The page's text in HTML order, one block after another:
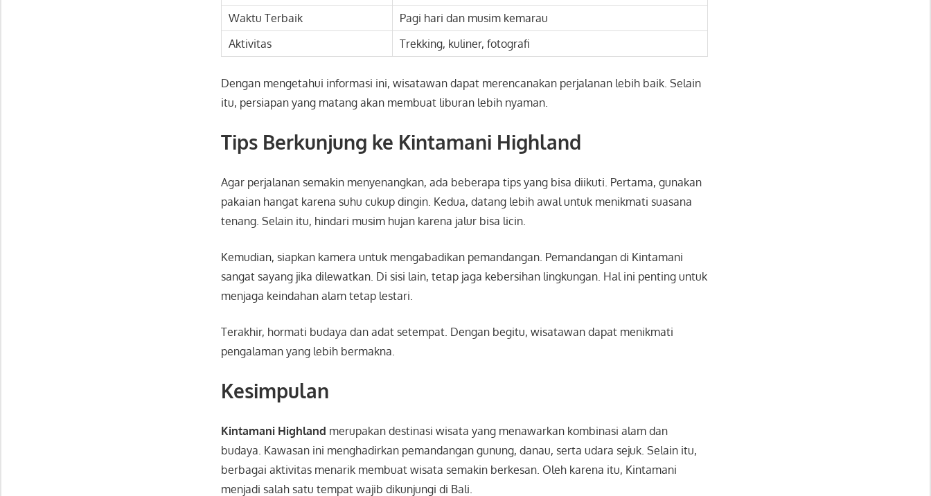
Waktu Terbaik
Pagi hari dan musim kemarau
Aktivitas
Trekking, kuliner, fotografi
Dengan mengetahui informasi ini, wisatawan dapat merencanakan perjalanan lebih baik. Selain
itu, persiapan yang matang akan membuat liburan lebih nyaman.
Tips Berkunjung ke Kintamani Highland
Agar perjalanan semakin menyenangkan, ada beberapa tips yang bisa diikuti. Pertama, gunakan
pakaian hangat karena suhu cukup dingin. Kedua, datang lebih awal untuk menikmati suasana
tenang. Selain itu, hindari musim hujan karena jalur bisa licin.
Kemudian, siapkan kamera untuk mengabadikan pemandangan. Pemandangan di Kintamani
sangat sayang jika dilewatkan. Di sisi lain, tetap jaga kebersihan lingkungan. Hal ini penting untuk
menjaga keindahan alam tetap lestari.
Terakhir, hormati budaya dan adat setempat. Dengan begitu, wisatawan dapat menikmati
pengalaman yang lebih bermakna.
Kesimpulan
Kintamani Highland merupakan destinasi wisata yang menawarkan kombinasi alam dan
budaya. Kawasan ini menghadirkan pemandangan gunung, danau, serta udara sejuk. Selain itu,
berbagai aktivitas menarik membuat wisata semakin berkesan. Oleh karena itu, Kintamani
menjadi salah satu tempat wajib dikunjungi di Bali.